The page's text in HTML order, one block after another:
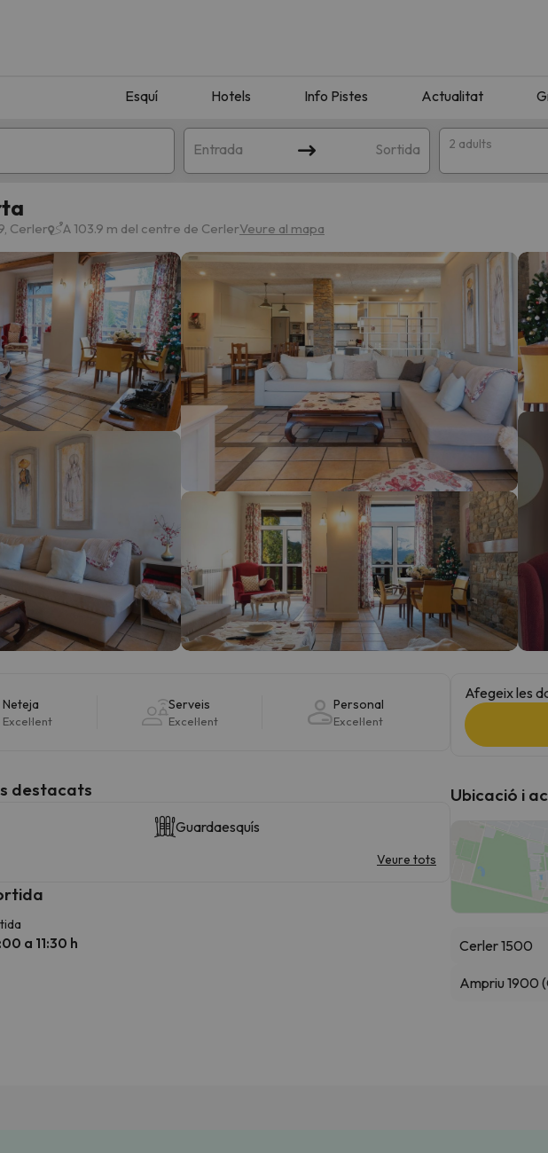
Esquí Hotels Info Pistes Actualitat
Entrada Sortida 2 adults
resultats que coincideixin amb la teva cerca. Intenteu modificar la destinació.
cercador ha perdut el nord. Quan trobi la seva brúixola torna.
Cerler A 103.9 m del centre de CerlerVeure al mapa
Neteja
Excel·lent
Serveis
Excel·lent
Personal
Excel·lent
destacats
Guardaesquís
Veure tots
a 11:30 h
Afegeix les
Ubicació i
Cerler 1500
Ampriu 1900